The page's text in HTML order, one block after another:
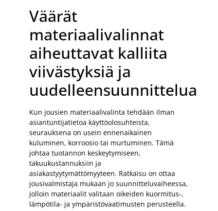
Väärät
materiaalivalinnat
aiheuttavat kalliita
viivästyksiä ja
uudelleensuunnittelua
Kun jousien materiaalivalinta tehdään ilman
asiantuntijatietoa käyttöolosuhteista,
seurauksena on usein ennenaikainen
kuluminen, korroosio tai murtuminen. Tämä
johtaa tuotannon keskeytymiseen,
takuukustannuksiin ja
asiakastyytymättömyyteen. Ratkaisu on ottaa
jousivalmistaja mukaan jo suunnitteluvaiheessa,
jolloin materiaalit valitaan oikeiden kuormitus-,
lämpötila- ja ympäristövaatimusten perusteella.